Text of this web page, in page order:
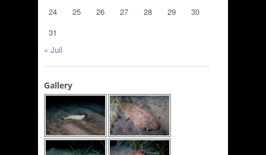
24
25 26 27 28 29
30
31
« Juil
Gallery